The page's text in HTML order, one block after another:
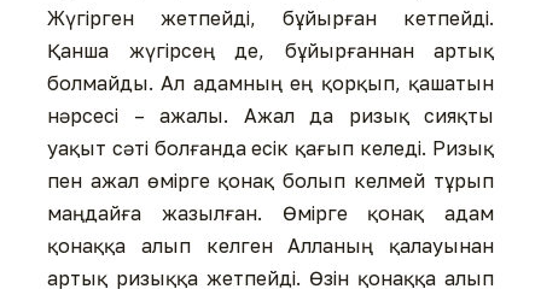
Жүгірген жетпейді, бұйырған кетпейді.
Қанша жүгірсең де, бұйырғаннан артық
болмайды. Ал адамның ең қорқып, қашатын
нәрсесі – ажалы. Ажал да ризық сияқты
уақыт сәті болғанда есік қағып келеді. Ризық
пен ажал өмірге қонақ болып келмей тұрып
маңдайға жазылған. Өмірге қонақ адам
қонаққа алып келген Алланың қалауынан
артық ризыққа жетпейді. Өзін қонаққа алып